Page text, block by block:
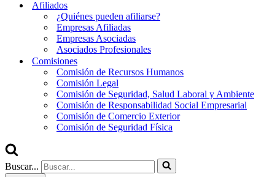
Afiliados
¿Quiénes pueden afiliarse?
Empresas Afiliadas
Empresas Asociadas
Asociados Profesionales
Comisiones
Comisión de Recursos Humanos
Comisión Legal
Comisión de Seguridad, Salud Laboral y Ambiente
Comisión de Responsabilidad Social Empresarial
Comisión de Comercio Exterior
Comisión de Seguridad Física
Buscar...